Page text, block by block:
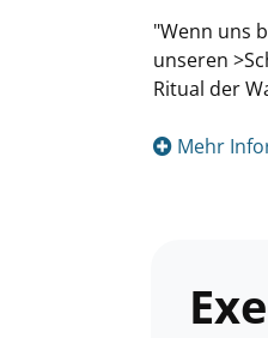
"Wenn uns
unseren
Ritual der
Mehr